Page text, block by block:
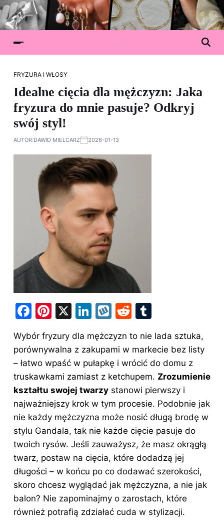
FRYZURA I WŁOSY
Idealne cięcia dla mężczyzn: Jaka
fryzura do mnie pasuje? Odkryj
swój styl!
AUTOR:DAWID MIELCARZ 2026-01-13
F
c
e
b
o
o
k
Pi
er
e
st
X
Li
k
e
dI
n
W
k
o
p
R
d
di
t
m
bl
r
Wybór fryzury dla mężczyzn to nie lada sztuka,
porównywalna z zakupami w markecie bez listy
– łatwo wpaść w pułapkę i wrócić do domu z
truskawkami zamiast z ketchupem. Zrozumienie
kształtu swojej twarzy stanowi pierwszy i
najważniejszy krok w tym procesie. Podobnie jak
nie każdy mężczyzna może nosić długą brodę w
stylu Gandala, tak nie każde cięcie pasuje do
twoich rysów. Jeśli zauważysz, że masz okrągłą
twarz, postaw na cięcia, które dodadzą jej
długości – w końcu po co dodawać szerokości,
skoro chcesz wyglądać jak mężczyzna, a nie jak
balon? Nie zapominajmy o zarostach, które
również potrafią zdziałać cuda w stylizacji.